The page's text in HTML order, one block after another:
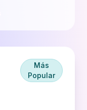
Más
Popular